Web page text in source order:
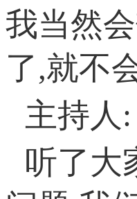
我当然
了,就不
主持人:
听了大